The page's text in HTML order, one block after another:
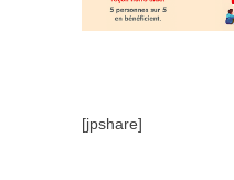
[jpshare]